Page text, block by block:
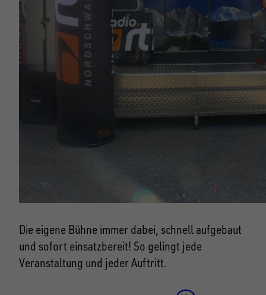
Die eigene Bühne immer dabei, schnell aufgebaut
und sofort einsatzbereit! So gelingt jede
Veranstaltung und jeder Auftritt.